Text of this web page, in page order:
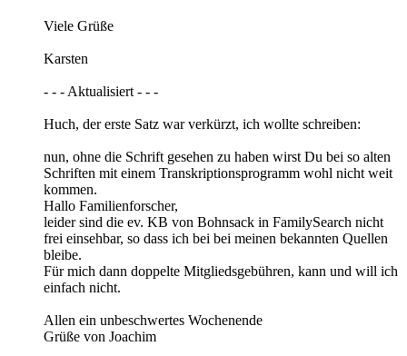
Viele Grüße
Karsten
- - - Aktualisiert - - -
Huch, der erste Satz war verkürzt, ich wollte schreiben:
nun, ohne die Schrift gesehen zu haben wirst Du bei so alten
Schriften mit einem Transkriptionsprogramm wohl nicht weit
kommen.
Hallo Familienforscher,
leider sind die ev. KB von Bohnsack in FamilySearch nicht
frei einsehbar, so dass ich bei bei meinen bekannten Quellen
bleibe.
Für mich dann doppelte Mitgliedsgebühren, kann und will ich
einfach nicht.
Allen ein unbeschwertes Wochenende
Grüße von Joachim